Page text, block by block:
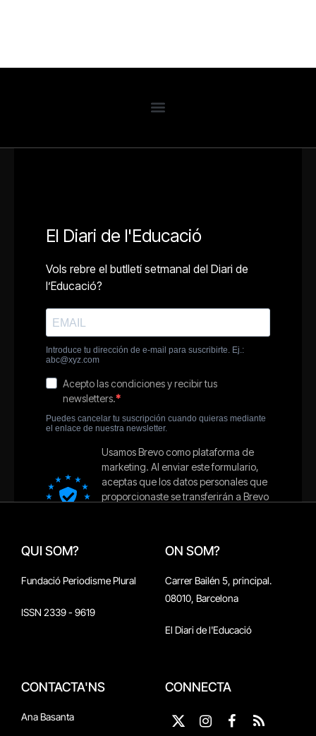
QUI SOM?
Fundació Periodisme Plural
ISSN 2339 - 9619
ON SOM?
Carrer Bailén 5, principal.
08010, Barcelona
El Diari de l'Educació
CONTACTA'NS
Ana Basanta
CONNECTA
X
Instagram
Facebook
RSS